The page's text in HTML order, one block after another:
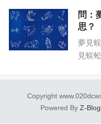
正意
及你
問：
思？
夢見
見蜈
要意
變，
的解
Copyright
Powered By Z-